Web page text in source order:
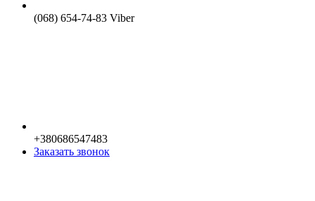
(068) 654-74-83 Viber
+380686547483
Заказать звонок